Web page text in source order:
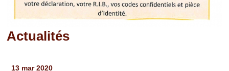
Actualités
13 mar 2020
Pages